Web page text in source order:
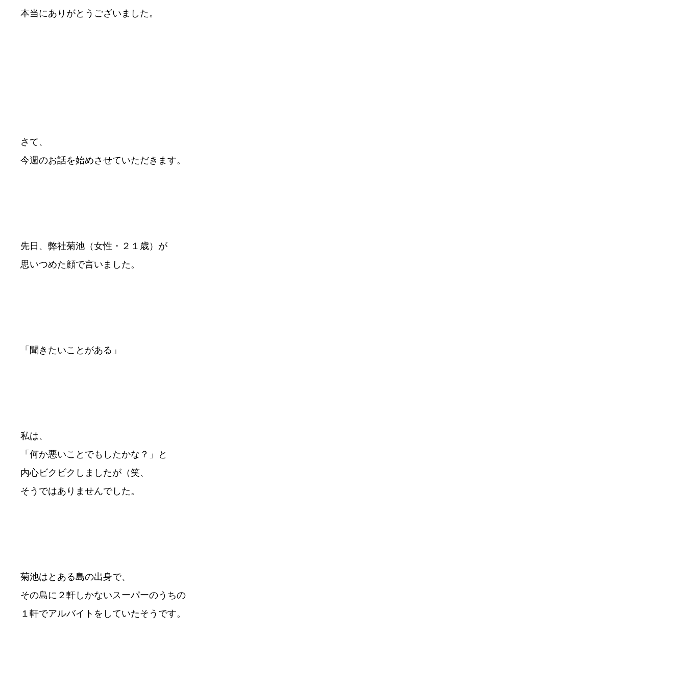
本当にありがとうございました。
さて、
今週のお話を始めさせていただきます。
先日、弊社菊池（女性・２１歳）が
思いつめた顔で言いました。
「聞きたいことがある」
私は、
「何か悪いことでもしたかな？」と
内心ビクビクしましたが（笑、
そうではありませんでした。
菊池はとある島の出身で、
その島に２軒しかないスーパーのうちの
１軒でアルバイトをしていたそうです。